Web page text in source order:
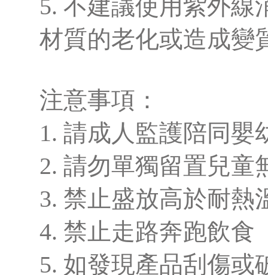
5. 不建議使用紫外線
材質的老化或造成變
注意事項：
1. 請成人監護陪同嬰
2. 請勿單獨留置兒童
3. 禁止盛放高於耐熱
4. 禁止走路奔跑飲食
5. 如發現產品刮傷或